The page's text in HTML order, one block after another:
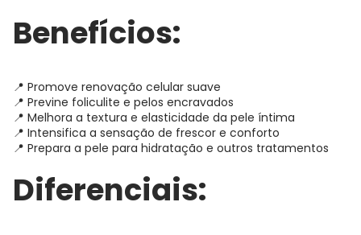
Benefícios:
📍 Promove renovação celular suave
📍 Previne foliculite e pelos encravados
📍 Melhora a textura e elasticidade da pele íntima
📍 Intensifica a sensação de frescor e conforto
📍 Prepara a pele para hidratação e outros tratamentos
Diferenciais: